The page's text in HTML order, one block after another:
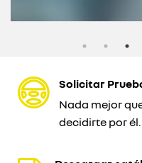
Solicitar
Nada mejor
decidirte por él.